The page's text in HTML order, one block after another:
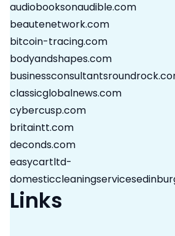
audiobooksonaudible.com
beautenetwork.com
bitcoin-tracing.com
bodyandshapes.com
classicglobalnews.com
cybercusp.com
britaintt.com
deconds.com
easycartltd-
Links